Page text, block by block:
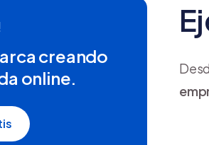
creando
online.